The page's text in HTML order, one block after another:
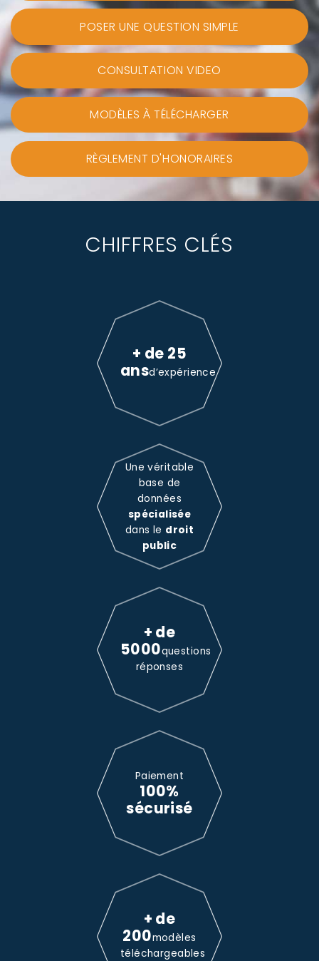
POSER UNE QUESTION SIMPLE
CONSULTATION VIDEO
MODÈLES À TÉLÉCHARGER
RÈGLEMENT D'HONORAIRES
CHIFFRES CLÉS
+ de 25
ansd’expérience
Une véritable
base de
données
spécialisée
dans le droit
public
+ de
5000questions
réponses
Paiement
100%
sécurisé
+ de
200modèles
téléchargeables